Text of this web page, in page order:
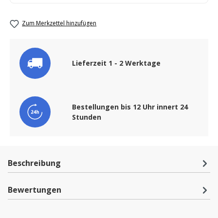
Zum Merkzettel hinzufügen
Lieferzeit 1 - 2 Werktage
Bestellungen bis 12 Uhr innert 24
Stunden
Beschreibung
Bewertungen